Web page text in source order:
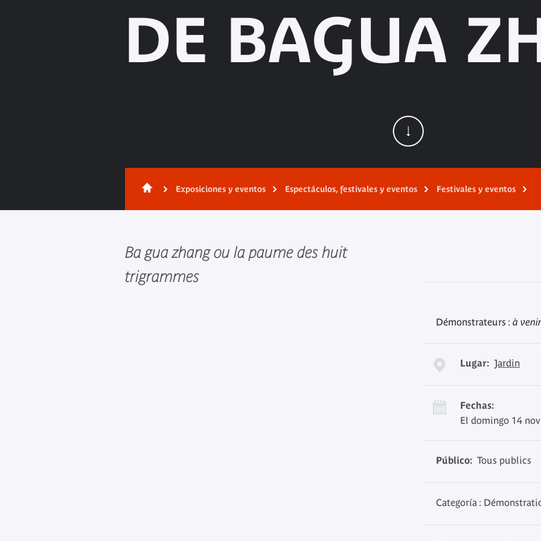
DE BAGUA
Exposiciones y eventos Espectáculos, festivales y eventos Festivales y eventos
Ba gua zhang ou la paume des huit
trigrammes
Démonstrateurs : à venir
Lugar: Jardin
Fechas:
El domingo 14
Público: Tous publics
Categoría :